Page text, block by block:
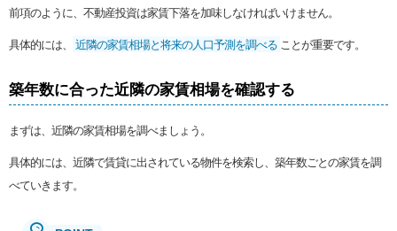
前項のように、不動産投資は家賃下落を加味しなければいけません。
具体的には、
近隣の家賃相場と将来の人口予測を調べる ことが重要です。
築年数に合った近隣の家賃相場を確認する
まずは、近隣の家賃相場を調べましょう。
具体的には、近隣で賃貸に出されている物件を検索し、築年数ごとの家賃を調
べていきます。